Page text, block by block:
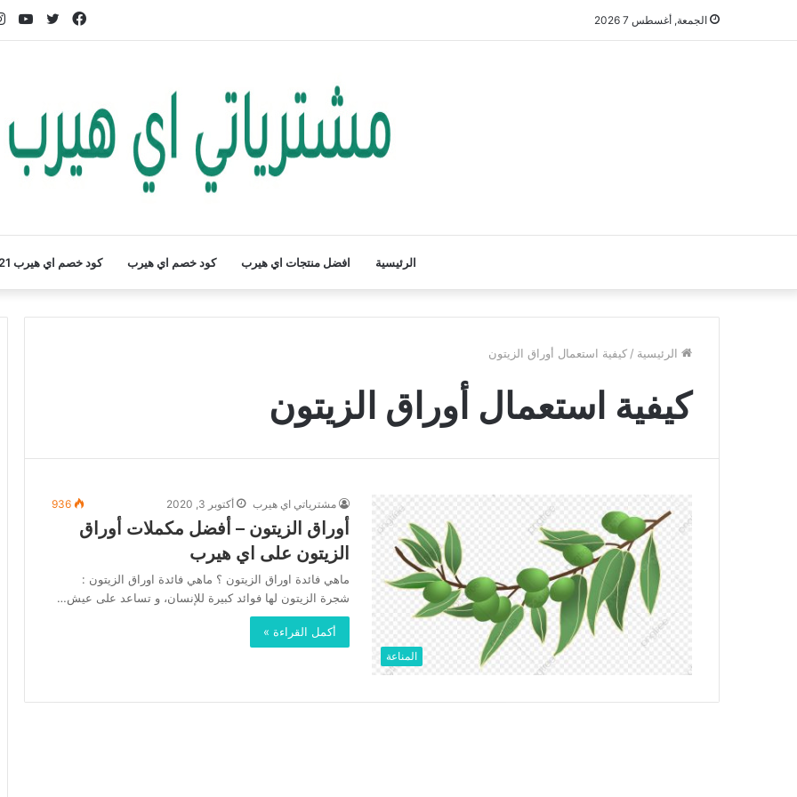
الجمعة, أغسطس 7 2026 تويتر
فيسبوك
الرئيسية افضل منتجات اي هيرب كود خصم اي هيرب كود خصم اي هيرب 2021
الرئيسية / كيفية استعمال أوراق الزيتون
كيفية استعمال أوراق الزيتون
المناعة
مشترياتي اي هيرب أكتوبر 3, 2020 936
أوراق الزيتون – أفضل مكملات أوراق
الزيتون على اي هيرب
ماهي فائدة اوراق الزيتون ؟ ماهي فائدة اوراق الزيتون :
شجرة الزيتون لها فوائد كبيرة للإنسان، و تساعد على عيش…
أكمل القراءة »